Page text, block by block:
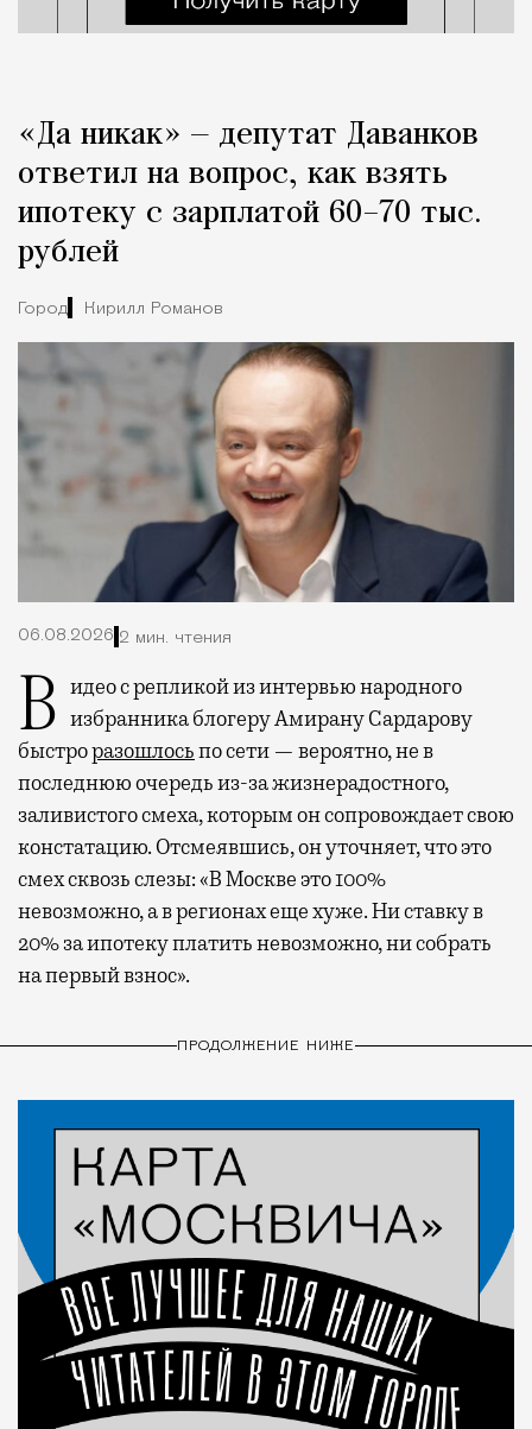
«Да никак» — депутат Даванков
ответил на вопрос, как взять
ипотеку с зарплатой 60–70 тыс.
рублей
Город Кирилл Романов
06.08.2026 2 мин. чтения
Видео с репликой из интервью народного избранника блогеру Амирану Сардарову
быстроразошлосьпо сети — вероятно, не в
последнюю очередь из-за жизнерадостного,
заливистого смеха, которым он сопровождает свою
констатацию. Отсмеявшись, он уточняет, что это
смех сквозь слезы: «В Москве это 100%
невозможно, а в регионах еще хуже. Ни ставку в
20% за ипотеку платить невозможно, ни собрать
на первый взнос».
ПРОДОЛЖЕНИЕ НИЖЕ